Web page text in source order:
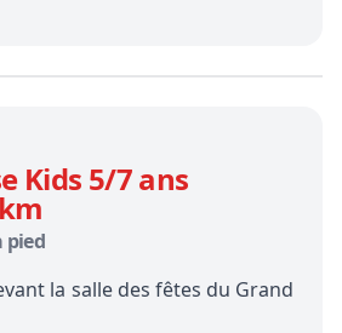
Kids 5/7 ans
pied
la salle des fêtes du Grand